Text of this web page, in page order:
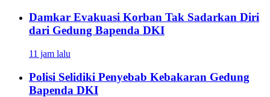
Damkar Evakuasi Korban Tak Sadarkan Diri
dari Gedung Bapenda DKI
11 jam lalu
Polisi Selidiki Penyebab Kebakaran Gedung
Bapenda DKI